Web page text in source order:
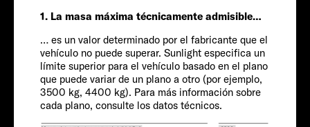
1. La masa máxima técnicamente admisible…
… es un valor determinado por el fabricante que el
vehículo no puede superar. Sunlight especifica un
límite superior para el vehículo basado en el plano
que puede variar de un plano a otro (por ejemplo,
3500 kg, 4400 kg). Para más información sobre
cada plano, consulte los datos técnicos.
FIAT
Pasajeros